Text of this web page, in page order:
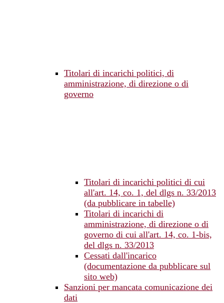
Titolari di incarichi politici, di
amministrazione, di direzione o di
governo
Titolari di incarichi politici di cui
all'art. 14, co. 1, del dlgs n. 33/2013
(da pubblicare in tabelle)
Titolari di incarichi di
amministrazione, di direzione o di
governo di cui all'art. 14, co. 1-bis,
del dlgs n. 33/2013
Cessati dall'incarico
(documentazione da pubblicare sul
sito web)
Sanzioni per mancata comunicazione dei
dati